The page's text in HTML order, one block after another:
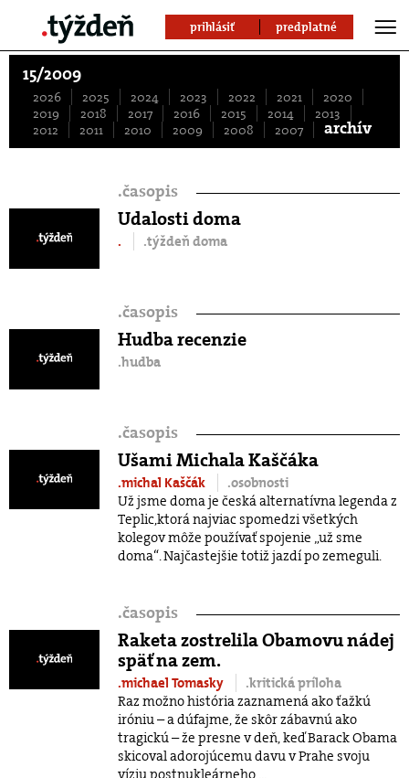
prihlásiť predplatné
15/2009
2026 2025 2024 2023 2022 2021
2020
2019
2018 2017 2016 2015 2014
2013
2012
2011 2010 2009 2008 2007 archív
.časopis
Udalosti doma
. .týždeň doma
.časopis
Hudba recenzie
.hudba
.časopis
Ušami Michala Kaščáka
.michal Kaščák
.osobnosti
Už jsme doma je česká alternatívna legenda z
Teplic,ktorá najviac spomedzi všetkých
kolegov môže používať spojenie „už sme
doma“. Najčastejšie totiž jazdí po zemeguli.
.časopis
Raketa zostrelila Obamovu nádej
späť na zem.
.michael Tomasky
.kritická príloha
Raz možno história zaznamená ako ťažkú
iróniu – a dúfajme, že skôr zábavnú ako
tragickú – že presne v deň, keď Barack Obama
skicoval adorojúcemu davu v Prahe svoju
víziu postnukleárneho ...